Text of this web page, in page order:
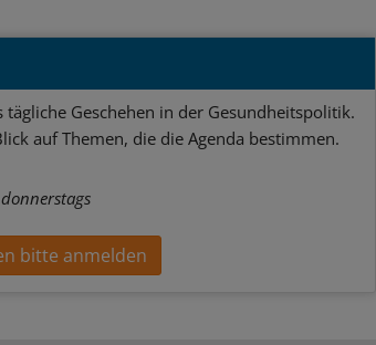
Geschehen in der Gesundheitspolitik.
auf Themen, die die Agenda bestimmen.
bitte anmelden